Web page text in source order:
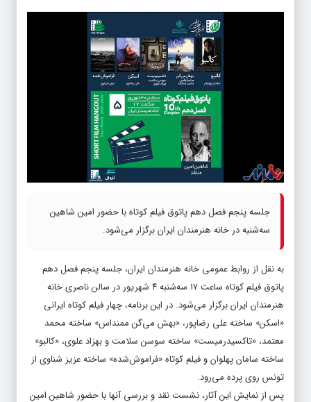
جلسه پنجم فصل دهم پاتوق فیلم کوتاه با حضور امین شاهین
سه‌شنبه در خانه هنرمندان ایران برگزار می‌شود.
به نقل از روابط عمومی خانه هنرمندان ایران، جلسه پنجم فصل دهم
پاتوق فیلم کوتاه ساعت ۱۷ سه‌شنبه ۴ شهریور در سالن ناصری خانه
هنرمندان ایران برگزار می‌شود. در این برنامه، چهار فیلم کوتاه ایرانی
«اسکن» ساخته علی رضاپور، «بهش می‌گن ممنداس» ساخته محمد
معتمد، «تاکسیدرمیست» ساخته سوسن سلامت و بهزاد علوی، «کالبو»
ساخته سامان پهلوان و فیلم کوتاه «فراموش‌شده» ساخته عزیز شناوی از
تونس روی پرده می‌رود.
پس از نمایش این آثار، نشست نقد و بررسی آنها با حضور شاهین امین